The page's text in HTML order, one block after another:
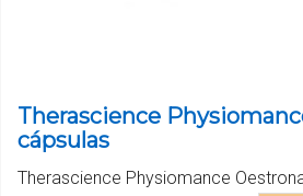
Therascience
cápsulas
Therascience Physiomance